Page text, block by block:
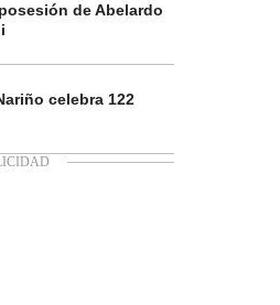
de Abelardo
celebra 122